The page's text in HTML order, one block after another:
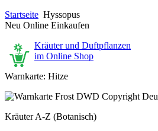
Startseite Hyssopus
Neu Online Einkaufen
Kräuter und Duftpflanzen
im Online Shop
Warnkarte: Hitze
Kräuter A-Z (Botanisch)